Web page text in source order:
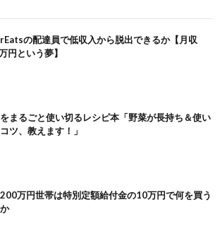
の配達員で低収入から脱出できるか【月収
円という夢】
まるごと使い切るレシピ本「野菜が長持ち＆使い
ツ、教えます！」
万円世帯は特別定額給付金の10万円で何を買う